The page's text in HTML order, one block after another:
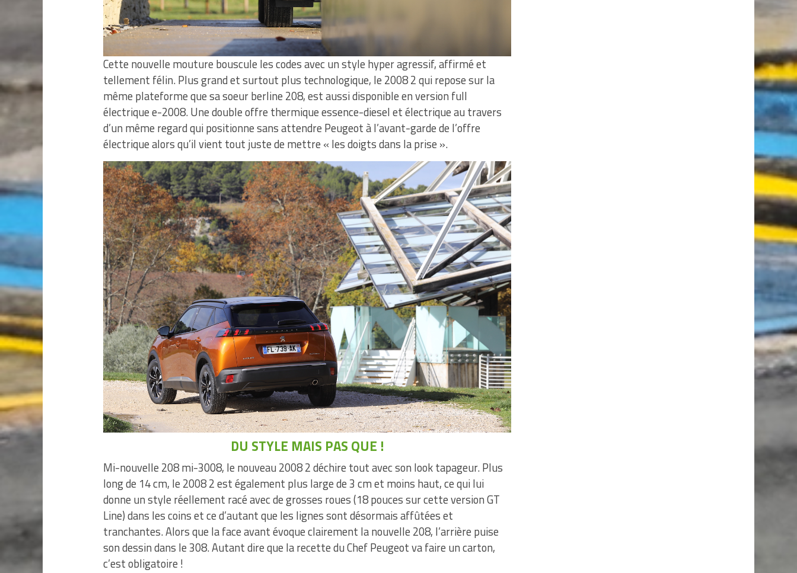
Cette nouvelle mouture bouscule les codes avec un style hyper agressif, affirmé et
tellement félin. Plus grand et surtout plus technologique, le 2008 2 qui repose sur la
même plateforme que sa soeur berline 208, est aussi disponible en version full
électrique e-2008. Une double offre thermique essence-diesel et électrique au travers
d’un même regard qui positionne sans attendre Peugeot à l’avant-garde de l’offre
électrique alors qu’il vient tout juste de mettre « les doigts dans la prise ».
DU STYLE MAIS PAS QUE !
Mi-nouvelle 208 mi-3008, le nouveau 2008 2 déchire tout avec son look tapageur. Plus
long de 14 cm, le 2008 2 est également plus large de 3 cm et moins haut, ce qui lui
donne un style réellement racé avec de grosses roues (18 pouces sur cette version GT
Line) dans les coins et ce d’autant que les lignes sont désormais affûtées et
tranchantes. Alors que la face avant évoque clairement la nouvelle 208, l’arrière puise
son dessin dans le 308. Autant dire que la recette du Chef Peugeot va faire un carton,
c’est obligatoire !